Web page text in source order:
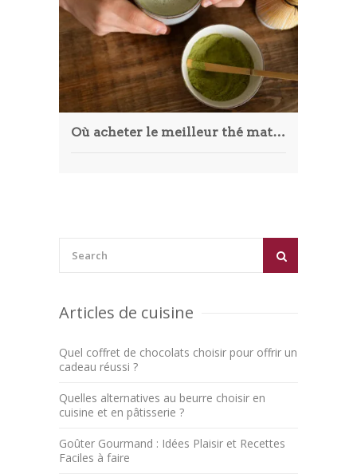
Où acheter le meilleur thé matcha ?
Articles de cuisine
Quel coffret de chocolats choisir pour offrir un
cadeau réussi ?
Quelles alternatives au beurre choisir en
cuisine et en pâtisserie ?
Goûter Gourmand : Idées Plaisir et Recettes
Faciles à faire